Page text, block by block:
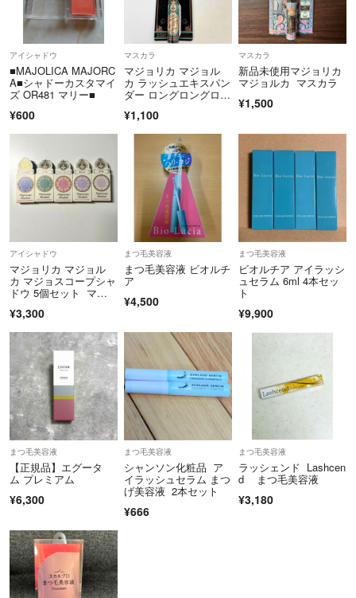
アイシャドウ
■MAJOLICA MAJORC
A■シャドーカスタマイ
ズ OR481 マリー■
¥600
マスカラ
マジョリカ マジョル
カ ラッシュエキスパン
ダー ロングロングロン
っきりディファインブ
ラック)
¥1,100
マスカラ
新品未使用マジョリカ
マジョルカ マスカラ
¥1,500
アイシャドウ
マジョリカ マジョル
カ マジョスコープシャ
ドウ 5個セット マジ
ウ
¥3,300
まつ毛美容液
まつ毛美容液 ビオルチ
ア
¥4,500
まつ毛美容液
ビオルチア アイラッシ
ュセラム 6ml 4本セッ
ト
¥9,900
まつ毛美容液
【正規品】エグータ
ム プレミアム
¥6,300
まつ毛美容液
シャンソン化粧品 ア
イラッシュセラム まつ
げ美容液 2本セット
¥666
まつ毛美容液
ラッシェンド Lashcen
d まつ毛美容液
¥3,180